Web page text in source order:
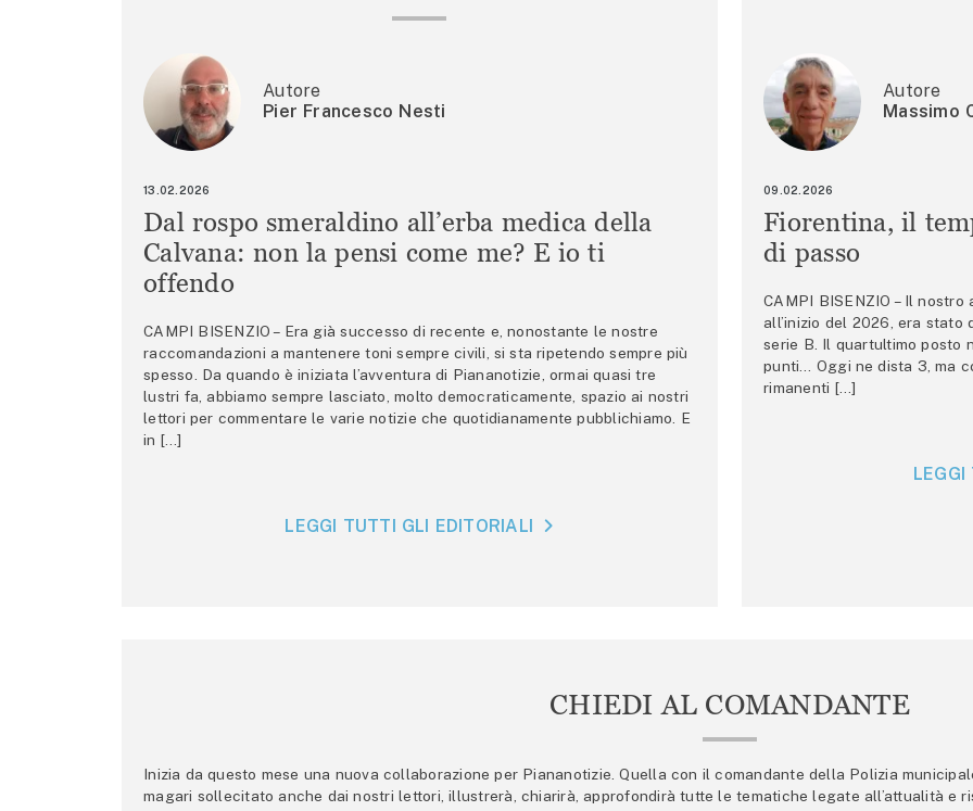
Autore
Pier Francesco Nesti
13.02.2026
Dal rospo smeraldino all’erba medica della
Calvana: non la pensi come me? E io ti
offendo
CAMPI BISENZIO – Era già successo di recente e, nonostante le nostre
raccomandazioni a mantenere toni sempre civili, si sta ripetendo sempre più
spesso. Da quando è iniziata l’avventura di Piananotizie, ormai quasi tre
lustri fa, abbiamo sempre lasciato, molto democraticamente, spazio ai nostri
lettori per commentare le varie notizie che quotidianamente pubblichiamo. E
in […]
LEGGI TUTTI GLI EDITORIALI
Autore
Massimo
09.02.2026
Fiorentina, il
di passo
CAMPI BISENZIO – Il
all’inizio del 2026, era stato
serie B. Il quartultimo posto
punti… Oggi ne dista 3, ma
rimanenti […]
CHIEDI AL COMANDANTE
Inizia da questo mese una nuova collaborazione per Piananotizie. Quella con il comandante della Polizia
magari sollecitato anche dai nostri lettori, illustrerà, chiarirà, approfondirà tutte le tematiche legate all’attualità e